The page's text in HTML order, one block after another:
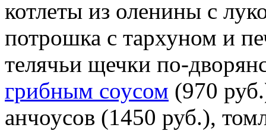
котлеты из оленины с
потрошка с тархуном и
телячьи щечки по-
грибным соусом (970
анчоусов (1450 руб.),